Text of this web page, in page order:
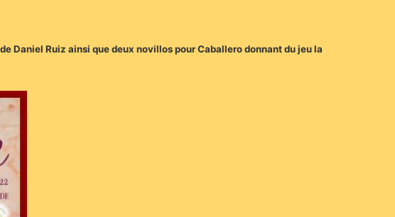
Daniel Ruiz ainsi que deux novillos pour Caballero donnant du jeu la